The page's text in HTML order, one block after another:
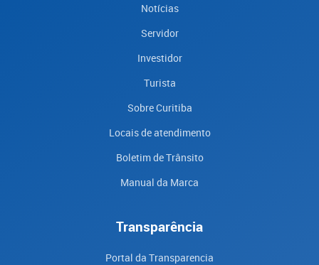
Notícias
Servidor
Investidor
Turista
Sobre Curitiba
Locais de atendimento
Boletim de Trânsito
Manual da Marca
Transparência
Portal da Transparencia